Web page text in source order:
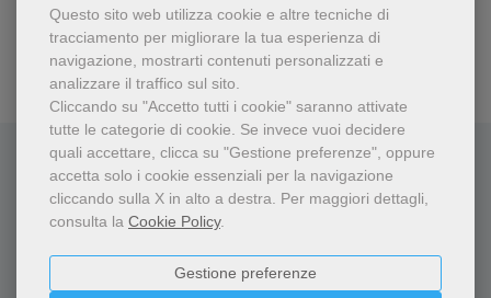
Questo sito web utilizza cookie e altre tecniche di
tracciamento per migliorare la tua esperienza di
navigazione, mostrarti contenuti personalizzati e
analizzare il traffico sul sito.
Cliccando su "Accetto tutti i cookie" saranno attivate
tutte le categorie di cookie. Se invece vuoi decidere
quali accettare, clicca su "Gestione preferenze", oppure
accetta solo i cookie essenziali per la navigazione
cliccando sulla X in alto a destra. Per maggiori dettagli,
consulta la Cookie Policy.
Gestione preferenze